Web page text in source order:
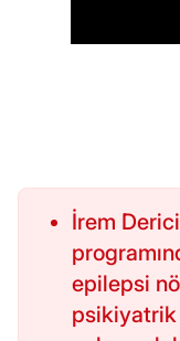
İrem
epilepsi
psikiyatrik